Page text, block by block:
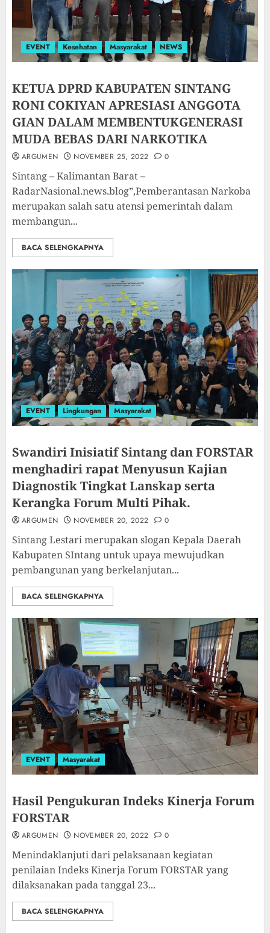
EVENT Kesehatan Masyarakat NEWS
KETUA DPRD KABUPATEN SINTANG
RONI COKIYAN APRESIASI ANGGOTA
GIAN DALAM MEMBENTUKGENERASI
MUDA BEBAS DARI NARKOTIKA
ARGUMEN NOVEMBER 25, 2022 0
Sintang – Kalimantan Barat –
RadarNasional.news.blog”,Pemberantasan Narkoba
merupakan salah satu atensi pemerintah dalam
membangun...
BACA SELENGKAPNYA
EVENT Lingkungan Masyarakat
Swandiri Inisiatif Sintang dan FORSTAR
menghadiri rapat Menyusun Kajian
Diagnostik Tingkat Lanskap serta
Kerangka Forum Multi Pihak.
ARGUMEN NOVEMBER 20, 2022 0
Sintang Lestari merupakan slogan Kepala Daerah
Kabupaten SIntang untuk upaya mewujudkan
pembangunan yang berkelanjutan...
BACA SELENGKAPNYA
EVENT Masyarakat
Hasil Pengukuran Indeks Kinerja Forum
FORSTAR
ARGUMEN NOVEMBER 20, 2022 0
Menindaklanjuti dari pelaksanaan kegiatan
penilaian Indeks Kinerja Forum FORSTAR yang
dilaksanakan pada tanggal 23...
BACA SELENGKAPNYA